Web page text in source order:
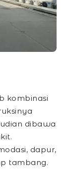
kombinasi
dibawa
dapur,
tambang.